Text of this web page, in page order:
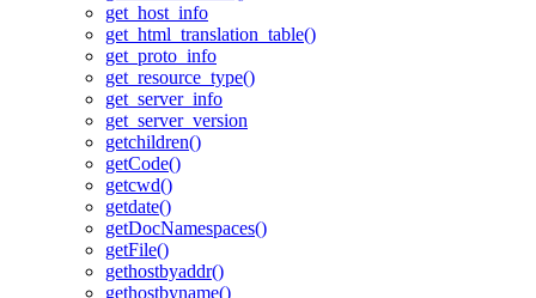
get_host_info
get_html_translation_table()
get_proto_info
get_resource_type()
get_server_info
get_server_version
getchildren()
getCode()
getcwd()
getdate()
getDocNamespaces()
getFile()
gethostbyaddr()
gethostbyname()